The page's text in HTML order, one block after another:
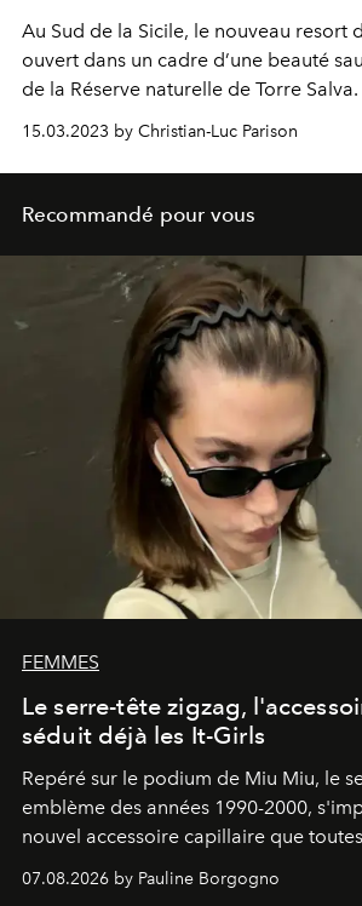
Au Sud de la Sicile, le nouveau resort
ouvert dans un cadre d’une beauté
de la Réserve naturelle de Torre
plage, randonnées et remise en forme
beaux Spas d’Italie.
15.03.2023 by Christian-Luc Parison
Recommandé pour vous
FEMMES
Le serre-tête zigzag,
séduit déjà les It-Girls
Repéré sur le podium de Miu Miu, le
emblème des années 1990-2000,
nouvel accessoire capillaire que
s'arrachent déjà.
07.08.2026 by Pauline Borgogno